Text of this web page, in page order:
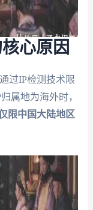
心原因
过IP检测技术限
属地为海外时，
限中国大陆地区